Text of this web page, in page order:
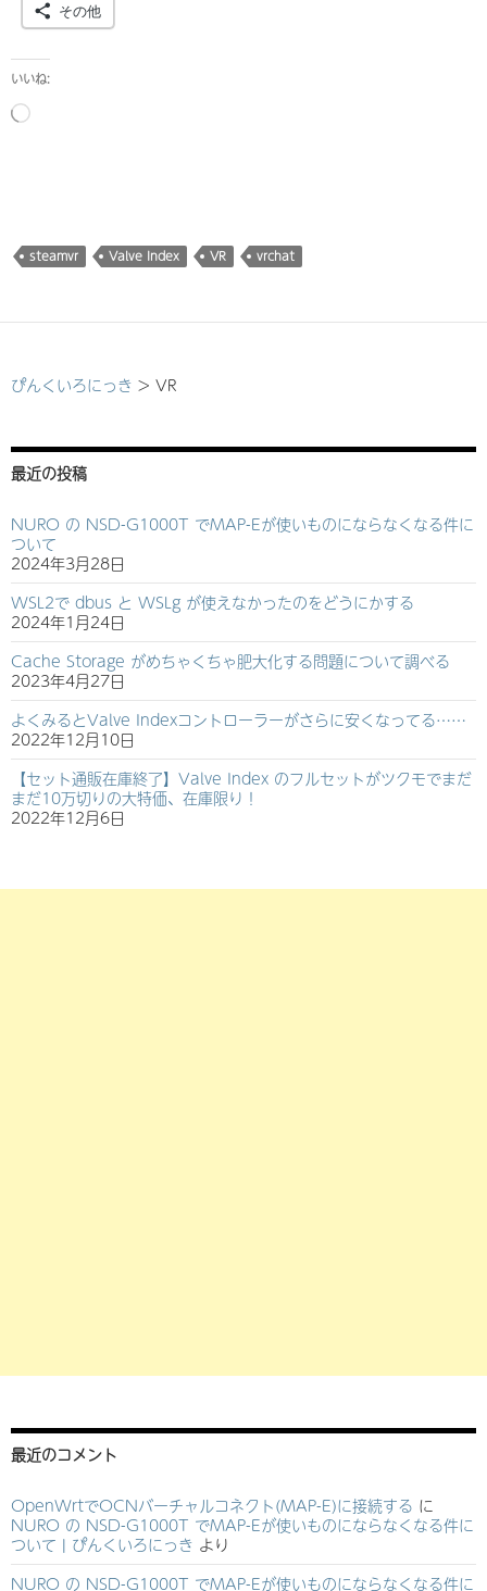
その他
いいね:
読
steamvr Valve Index VR vrchat
ぴんくいろにっき > VR
最近の投稿
NURO の NSD-G1000T でMAP-Eが使いものにならなくなる件に
ついて
2024年3月28日
WSL2で dbus と WSLg が使えなかったのをどうにかする
2024年1月24日
Cache Storage がめちゃくちゃ肥大化する問題について調べる
2023年4月27日
よくみるとValve Indexコントローラーがさらに安くなってる……
2022年12月10日
【セット通販在庫終了】Valve Index のフルセットがツクモでまだ
まだ10万切りの大特価、在庫限り！
2022年12月6日
最近のコメント
OpenWrtでOCNバーチャルコネクト(MAP-E)に接続する に
NURO の NSD-G1000T でMAP-Eが使いものにならなくなる件に
ついて | ぴんくいろにっき より
NURO の NSD-G1000T でMAP-Eが使いものにならなくなる件に